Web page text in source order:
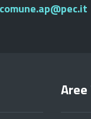
comune.ap@pec.it